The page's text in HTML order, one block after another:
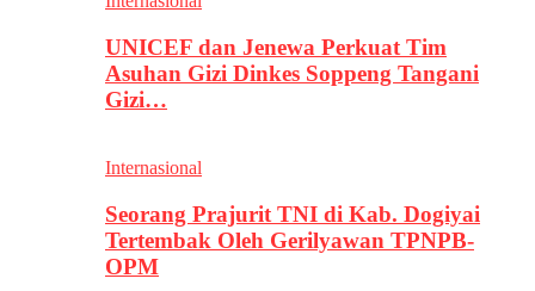
UNICEF dan Jenewa Perkuat Tim
Asuhan Gizi Dinkes Soppeng Tangani
Gizi…
Internasional
Seorang Prajurit TNI di Kab. Dogiyai
Tertembak Oleh Gerilyawan TPNPB-
OPM